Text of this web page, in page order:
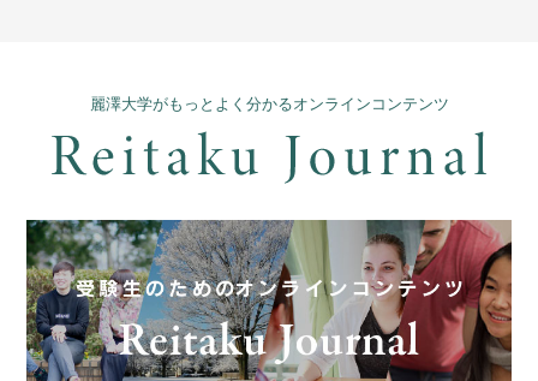
麗澤大学がもっとよく分かるオンラインコンテンツ